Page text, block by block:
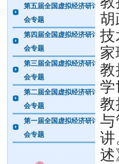
第五届全国虚拟经济研讨
会专题
第四届全国虚拟经济研讨
会专题
第三届全国虚拟经济研讨
会专题
第二届全国虚拟经济研讨
会专题
第一届全国虚拟经济研讨
会专题
胡
技
教
教
与
讲
述